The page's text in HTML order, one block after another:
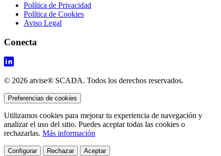
Política de Privacidad
Política de Cookies
Aviso Legal
Conecta
© 2026 atvise® SCADA. Todos los derechos reservados.
Preferencias de cookies
Utilizamos cookies para mejorar tu experiencia de navegación y
analizar el uso del sitio. Puedes aceptar todas las cookies o
rechazarlas. Más información
Configurar Rechazar Aceptar